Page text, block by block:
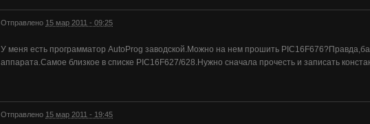
Отправлено 15 мар 2011 - 09:25
У меня есть программатор AutoProg заводской.Можно на нем прошить
аппарата.Самое близкое в списке PIC16F627/628.Нужно сначала прочесть и записать
Отправлено 15 мар 2011 - 19:45